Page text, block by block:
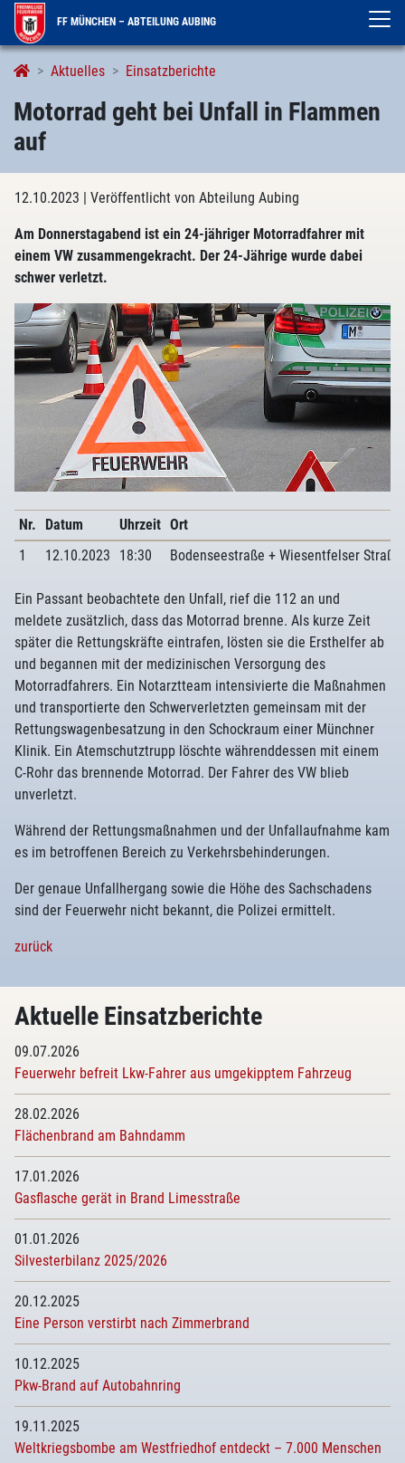
FF MÜNCHEN – ABTEILUNG AUBING
Aktuelles Einsatzberichte
Motorrad geht bei Unfall in Flammen
auf
12.10.2023 | Veröffentlicht von Abteilung Aubing
Am Donnerstagabend ist ein 24-jähriger Motorradfahrer mit
einem VW zusammengekracht. Der 24-Jährige wurde dabei
schwer verletzt.
Nr. Datum Uhrzeit Ort
1
12.10.2023 18:30 Bodenseestraße + Wiesentfelser
Ein Passant beobachtete den Unfall, rief die 112 an und
meldete zusätzlich, dass das Motorrad brenne. Als kurze Zeit
später die Rettungskräfte eintrafen, lösten sie die Ersthelfer ab
und begannen mit der medizinischen Versorgung des
Motorradfahrers. Ein Notarztteam intensivierte die Maßnahmen
und transportierte den Schwerverletzten gemeinsam mit der
Rettungswagenbesatzung in den Schockraum einer Münchner
Klinik. Ein Atemschutztrupp löschte währenddessen mit einem
C-Rohr das brennende Motorrad. Der Fahrer des VW blieb
unverletzt.
Während der Rettungsmaßnahmen und der Unfallaufnahme kam
es im betroffenen Bereich zu Verkehrsbehinderungen.
Der genaue Unfallhergang sowie die Höhe des Sachschadens
sind der Feuerwehr nicht bekannt, die Polizei ermittelt.
zurück
Aktuelle Einsatzberichte
09.07.2026
Feuerwehr befreit Lkw-Fahrer aus umgekipptem Fahrzeug
28.02.2026
Flächenbrand am Bahndamm
17.01.2026
Gasflasche gerät in Brand Limesstraße
01.01.2026
Silvesterbilanz 2025/2026
20.12.2025
Eine Person verstirbt nach Zimmerbrand
10.12.2025
Pkw-Brand auf Autobahnring
19.11.2025
Weltkriegsbombe am Westfriedhof entdeckt – 7.000 Menschen